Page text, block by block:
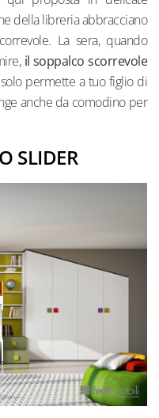
della libreria abbracciano
La sera, quando
il soppalco scorrevole
permette a tuo figlio di
anche da comodino per
SLIDER